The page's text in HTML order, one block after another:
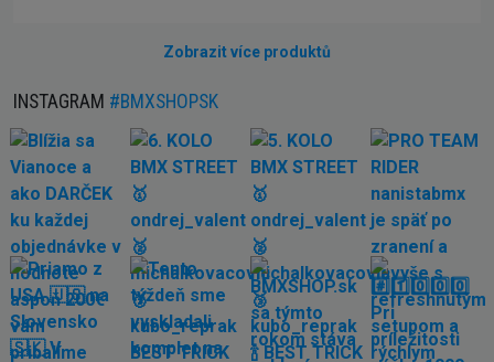
Zobrazit více produktů
INSTAGRAM #BMXSHOPSK